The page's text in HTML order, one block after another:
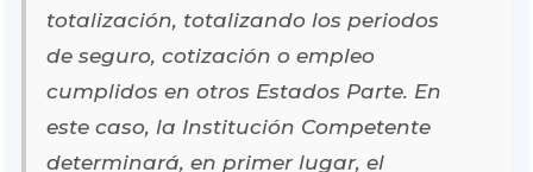
totalización, totalizando los periodos
de seguro, cotización o empleo
cumplidos en otros Estados Parte. En
este caso, la Institución Competente
determinará, en primer lugar, el